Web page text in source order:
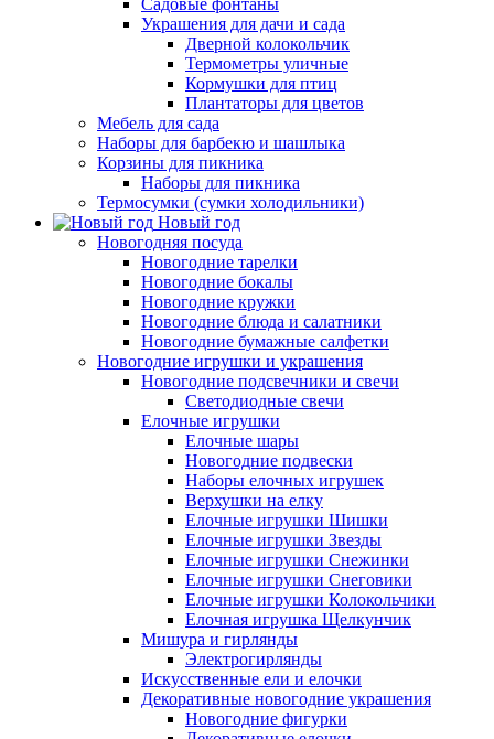
Садовые фонтаны
Украшения для дачи и сада
Дверной колокольчик
Термометры уличные
Кормушки для птиц
Плантаторы для цветов
Мебель для сада
Наборы для барбекю и шашлыка
Корзины для пикника
Наборы для пикника
Термосумки (сумки холодильники)
Новый год
Новогодняя посуда
Новогодние тарелки
Новогодние бокалы
Новогодние кружки
Новогодние блюда и салатники
Новогодние бумажные салфетки
Новогодние игрушки и украшения
Новогодние подсвечники и свечи
Светодиодные свечи
Елочные игрушки
Елочные шары
Новогодние подвески
Наборы елочных игрушек
Верхушки на елку
Елочные игрушки Шишки
Елочные игрушки Звезды
Елочные игрушки Снежинки
Елочные игрушки Снеговики
Елочные игрушки Колокольчики
Елочная игрушка Щелкунчик
Мишура и гирлянды
Электрогирлянды
Искусственные ели и елочки
Декоративные новогодние украшения
Новогодние фигурки